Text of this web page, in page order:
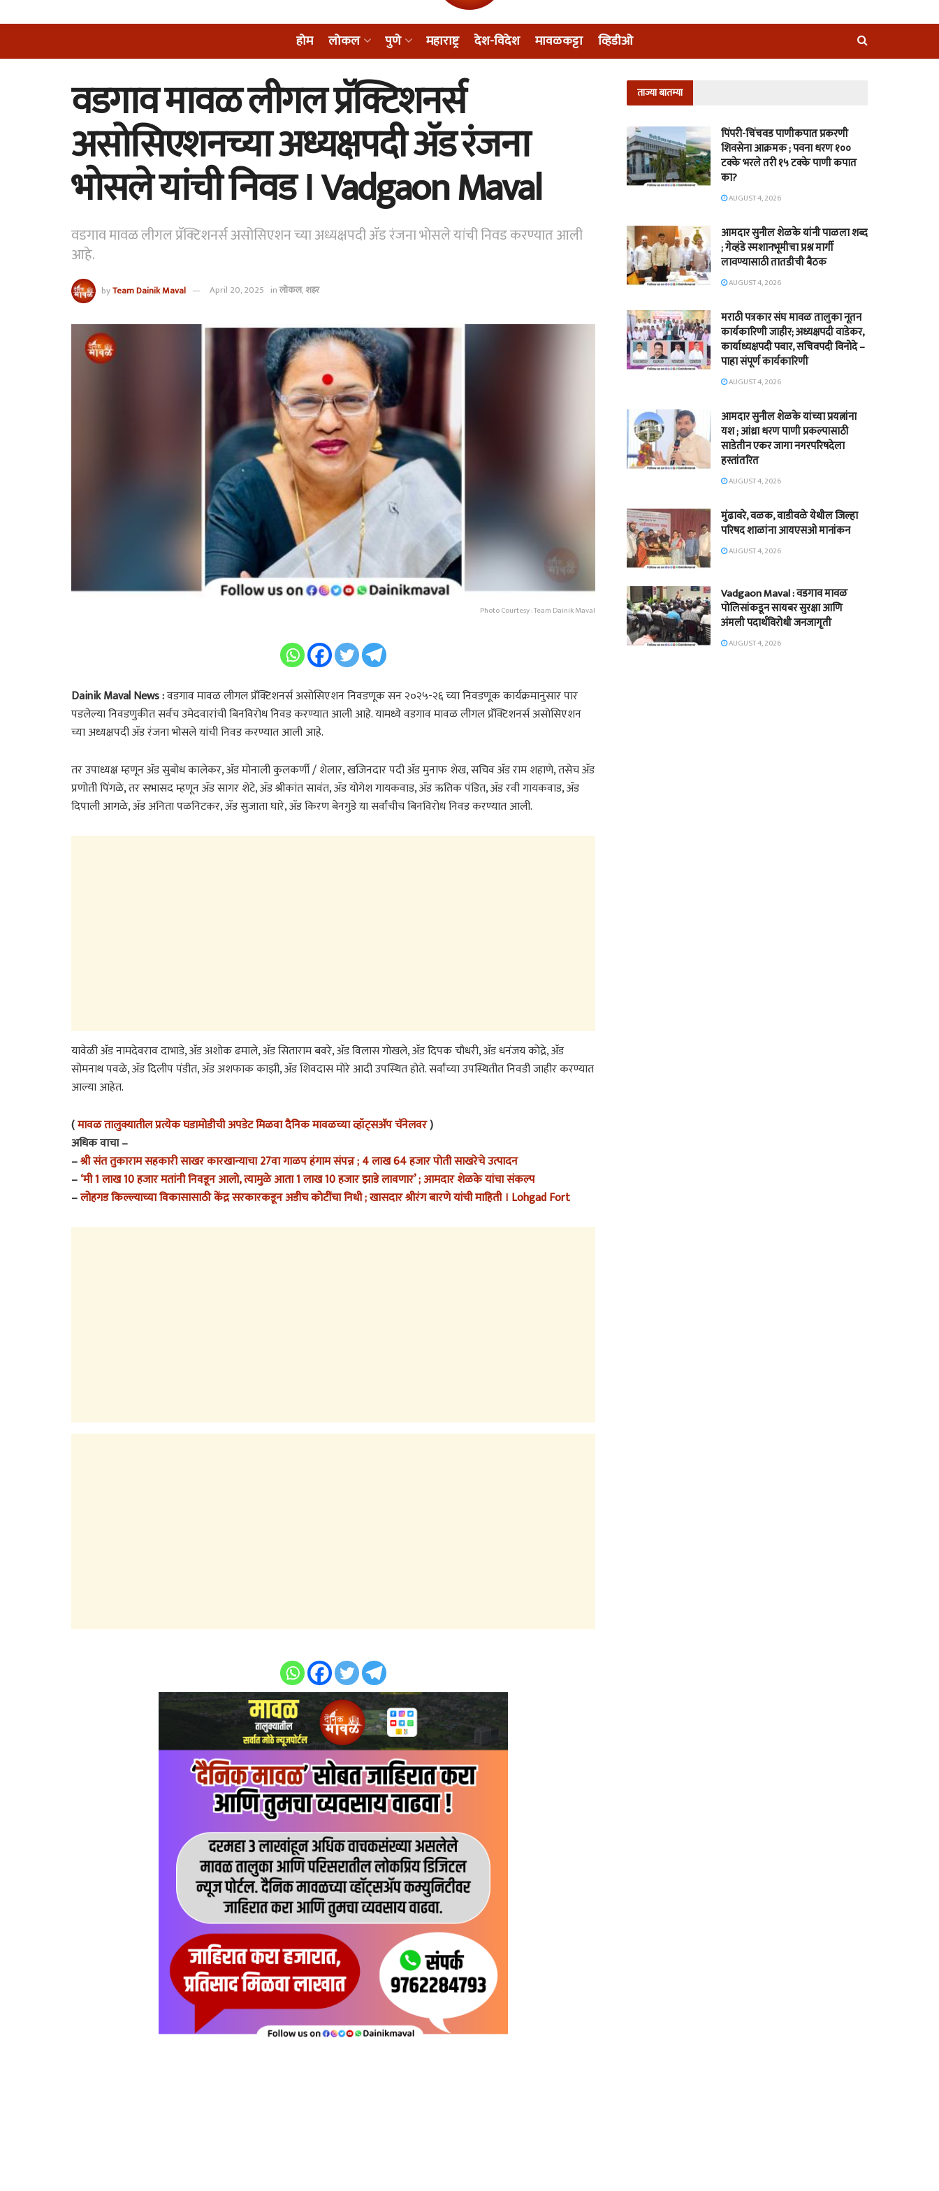
होम लोकल पुणे महाराष्ट्र देश-विदेश मावळकट्टा व्हिडीओ
वडगाव मावळ लीगल प्रॅक्टिशनर्स
असोसिएशनच्या अध्यक्षपदी ॲड रंजना
भोसले यांची निवड । Vadgaon Maval
वडगाव मावळ लीगल प्रॅक्टिशनर्स असोसिएशन च्या अध्यक्षपदी ॲड रंजना भोसले यांची निवड करण्यात आली
आहे.
byTeam Dainik Maval April 20, 2025 inलोकल,शहर
Photo Courtesy : Team Dainik Maval
Dainik Maval News :वडगाव मावळ लीगल प्रॅक्टिशनर्स असोसिएशन निवडणूक सन २०२५-२६ च्या निवडणूक कार्यक्रमानुसार पार
पडलेल्या निवडणुकीत सर्वच उमेदवारांची बिनविरोध निवड करण्यात आली आहे. यामध्ये वडगाव मावळ लीगल प्रॅक्टिशनर्स असोसिएशन
च्या अध्यक्षपदी ॲड रंजना भोसले यांची निवड करण्यात आली आहे.
तर उपाध्यक्ष म्हणून ॲड सुबोध कालेकर, ॲड मोनाली कुलकर्णी / शेलार, खजिनदार पदी ॲड मुनाफ शेख, सचिव ॲड राम शहाणे, तसेच ॲड
प्रणोती पिंगळे, तर सभासद म्हणून ॲड सागर शेटे, ॲड श्रीकांत सावंत, ॲड योगेश गायकवाड, ॲड ऋतिक पंडित, ॲड रवी गायकवाड, ॲड
दिपाली आगळे, ॲड अनिता पळनिटकर, ॲड सुजाता घारे, ॲड किरण बेनगुडे या सर्वांचीच बिनविरोध निवड करण्यात आली.
यावेळी ॲड नामदेवराव दाभाडे, ॲड अशोक ढमाले, ॲड सिताराम बवरे, ॲड विलास गोखले, ॲड दिपक चौधरी, ॲड धनंजय कोद्रे, ॲड
सोमनाथ पवळे, ॲड दिलीप पंडीत, ॲड अशफाक काझी, ॲड शिवदास मोरे आदी उपस्थित होते. सर्वांच्या उपस्थितीत निवडी जाहीर करण्यात
आल्या आहेत.
(मावळ तालुक्यातील प्रत्येक घडामोडीची अपडेट मिळवा दैनिक मावळच्या व्हॉट्सअ‍ॅप चॅनेलवर)
अधिक वाचा –
–श्री संत तुकाराम सहकारी साखर कारखान्याचा 27वा गाळप हंगाम संपन्न ; 4 लाख 64 हजार पोती साखरेचे उत्पादन
–‘मी 1 लाख 10 हजार मतांनी निवडून आलो, त्यामुळे आता 1 लाख 10 हजार झाडे लावणार’ ; आमदार शेळके यांचा संकल्प
–लोहगड किल्ल्याच्या विकासासाठी केंद्र सरकारकडून अडीच कोटींचा निधी ; खासदार श्रीरंग बारणे यांची माहिती । Lohgad Fort
ताज्या बातम्या
पिंपरी-चिंचवड पाणीकपात प्रकरणी
शिवसेना आक्रमक ; पवना धरण १००
टक्के भरले तरी १५ टक्के पाणी कपात
का?
AUGUST 4, 2026
आमदार सुनील शेळके यांनी पाळला शब्द
; गेव्हंडे स्मशानभूमीचा प्रश्न मार्गी
लावण्यासाठी तातडीची बैठक
AUGUST 4, 2026
मराठी पत्रकार संघ मावळ तालुका नूतन
कार्यकारिणी जाहीर; अध्यक्षपदी वाडेकर,
कार्याध्यक्षपदी पवार, सचिवपदी विनोदे –
पाहा संपूर्ण कार्यकारिणी
AUGUST 4, 2026
आमदार सुनील शेळके यांच्या प्रयत्नांना
यश ; आंध्रा धरण पाणी प्रकल्पासाठी
साडेतीन एकर जागा नगरपरिषदेला
हस्तांतरित
AUGUST 4, 2026
मुंढावरे, वळक, वाडीवळे येथील जिल्हा
परिषद शाळांना आयएसओ मानांकन
AUGUST 4, 2026
Vadgaon Maval : वडगाव मावळ
पोलिसांकडून सायबर सुरक्षा आणि
अंमली पदार्थविरोधी जनजागृती
AUGUST 4, 2026